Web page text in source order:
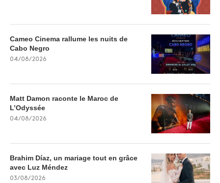
Cameo Cinema rallume les nuits de
Cabo Negro
04/08/2026
Matt Damon raconte le Maroc de
L’Odyssée
04/08/2026
Brahim Díaz, un mariage tout en grâce
avec Luz Méndez
03/08/2026